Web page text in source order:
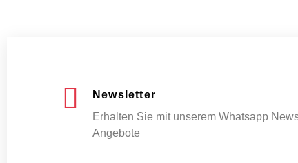
Newsletter
Erhalten Sie mit unserem Whatsapp
Angebote